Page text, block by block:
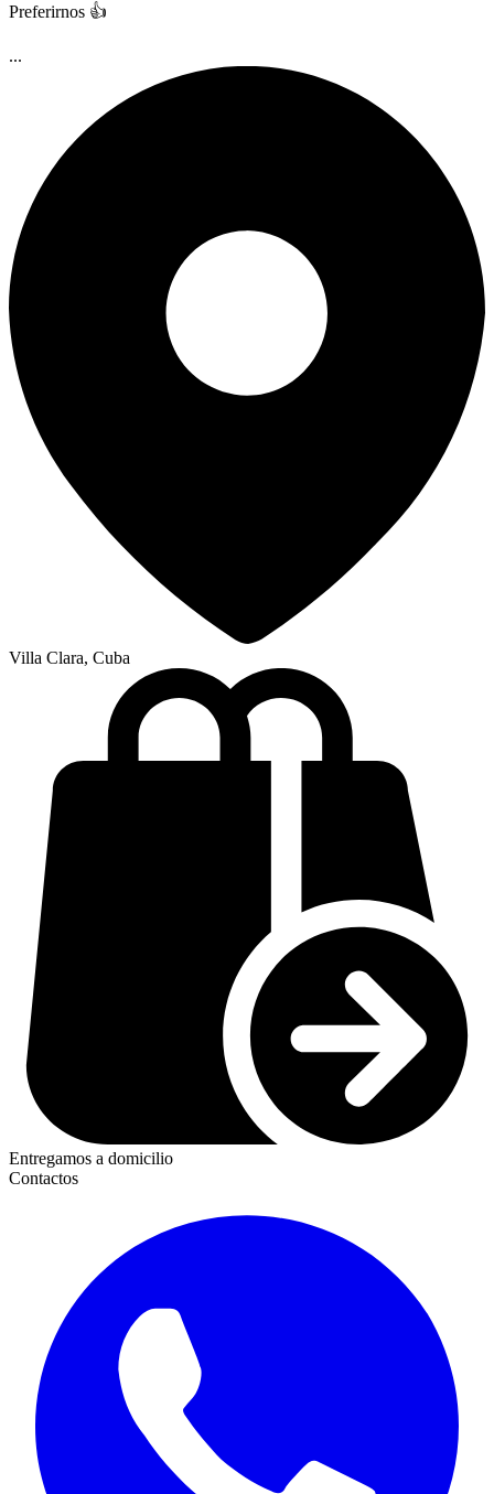
Preferirnos 👍
...
Villa Clara, Cuba
Entregamos a domicilio
Contactos